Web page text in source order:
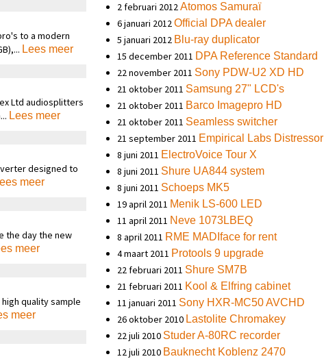
to a modern
Lees meer
Ltd audiosplitters
Lees meer
designed to
meer
the day the new
meer
high quality sample
meer
2 februari 2012Atomos Samuraï
6 januari 2012Official DPA dealer
5 januari 2012 Blu-ray duplicator
15 december 2011 DPA Reference Standard
22 november 2011 Sony PDW-U2 XD HD
21 oktober 2011 Samsung 27" LCD's
21 oktober 2011 Barco Imagepro HD
21 oktober 2011 Seamless switcher
21 september 2011 Empirical Labs Distressor
8 juni 2011 ElectroVoice Tour X
8 juni 2011 Shure UA844 system
8 juni 2011 Schoeps MK5
19 april 2011 Menik LS-600 LED
11 april 2011 Neve 1073LBEQ
8 april 2011 RME MADIface for rent
4 maart 2011 Protools 9 upgrade
22 februari 2011 Shure SM7B
21 februari 2011 Kool & Elfring cabinet
11 januari 2011 Sony HXR-MC50 AVCHD
26 oktober 2010 Lastolite Chromakey
22 juli 2010 Studer A-80RC recorder
12 juli 2010 Bauknecht Koblenz 2470